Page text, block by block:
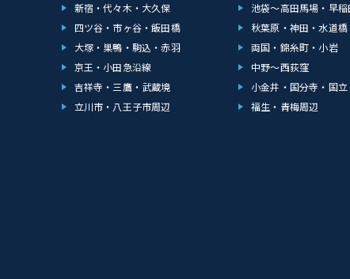
新宿・代々木・大久保
池袋～高田馬場・早稲
四ツ谷・市ヶ谷・飯田橋
秋葉原・神田・水道橋
大塚・巣鴨・駒込・赤羽
両国・錦糸町・小岩
京王・小田急沿線
中野～西荻窪
吉祥寺・三鷹・武蔵境
小金井・国分寺・国立
立川市・八王子市周辺 福生・青梅周辺